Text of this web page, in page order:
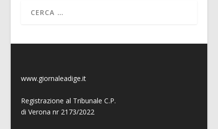
www.giornaleadige.it
Registrazione al Tribunale C.P.
di Verona nr 2173/2022